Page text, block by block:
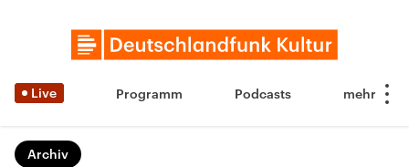
Live Programm Podcasts
Archiv